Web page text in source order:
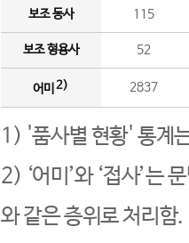
보조 동사 115
보조 형용사 52
어미 2) 2837
1) '품사별 현황' 통계
2) ‘어미’와 ‘접사’는
와 같은 층위로 처리함.